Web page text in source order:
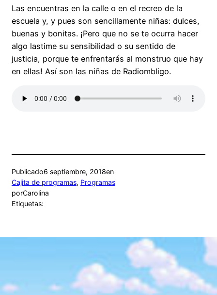
Las encuentras en la calle o en el recreo de la
escuela y, y pues son sencillamente niñas: dulces,
buenas y bonitas. ¡Pero que no se te ocurra hacer
algo lastime su sensibilidad o su sentido de
justicia, porque te enfrentarás al monstruo que hay
en ellas! Así son las niñas de Radiombligo.
Publicado6 septiembre, 2018en
Cajita de programas, Programas
porCarolina
Etiquetas: